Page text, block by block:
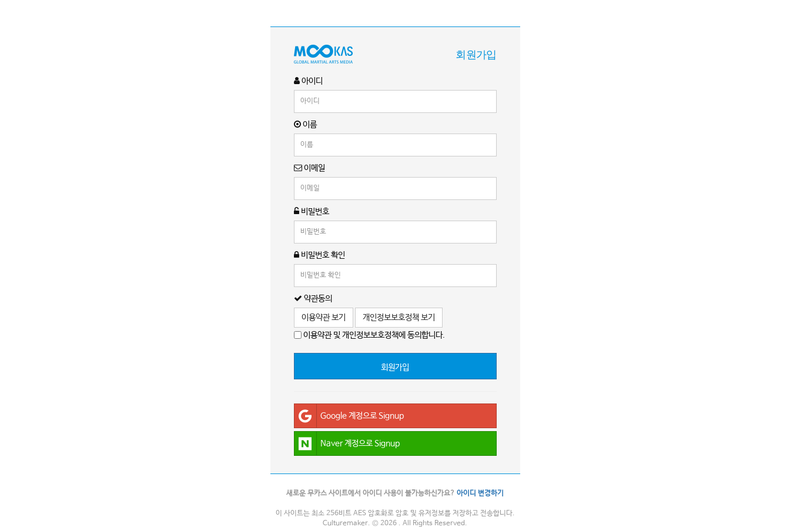
회원가입
아이디
이름
이메일
비밀번호
비밀번호 확인
약관동의
이용약관 보기
개인정보보호정책 보기
이용약관 및 개인정보보호정책에 동의합니다.
회원가입
Google 계정으로 Signup
Naver 계정으로 Signup
새로운 무카스 사이트에서 아이디 사용이 불가능하신가요? 아이디 변경하기
이 사이트는 최소 256비트 AES 암호화로 암호 및 유저정보를 저장하고 전송합니다.
Culturemaker. © 2026 . All Rights Reserved.